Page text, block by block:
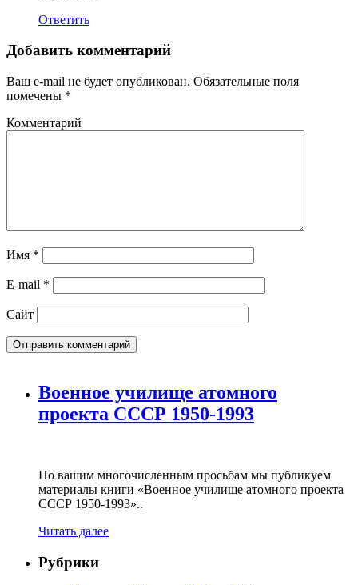
Ответить
Добавить комментарий
Ваш e-mail не будет опубликован. Обязательные поля
помечены *
Комментарий
Имя *
E-mail *
Сайт
Военное училище атомного
проекта СССР 1950-1993
По вашим многочисленным просьбам мы публикуем
материалы книги «Военное училище атомного проекта
СССР 1950-1993»..
Читать далее
Рубрики